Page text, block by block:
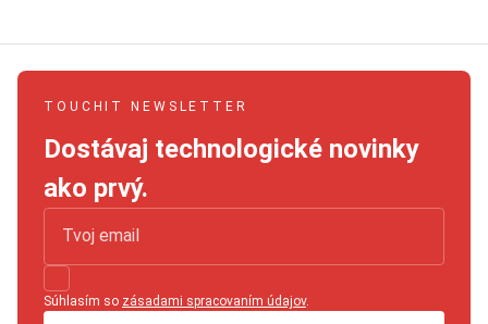
TOUCHIT NEWSLETTER
Dostávaj technologické novinky
ako prvý.
Súhlasím so zásadami spracovaním údajov.